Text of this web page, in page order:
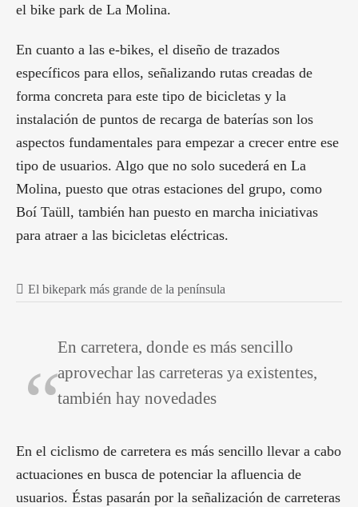
el bike park de La Molina.
En cuanto a las e-bikes, el diseño de trazados
específicos para ellos, señalizando rutas creadas de
forma concreta para este tipo de bicicletas y la
instalación de puntos de recarga de baterías son los
aspectos fundamentales para empezar a crecer entre ese
tipo de usuarios. Algo que no solo sucederá en La
Molina, puesto que otras estaciones del grupo, como
Boí Taüll, también han puesto en marcha iniciativas
para atraer a las bicicletas eléctricas.
El bikepark más grande de la península
En carretera, donde es más sencillo
aprovechar las carreteras ya existentes,
también hay novedades
En el ciclismo de carretera es más sencillo llevar a cabo
actuaciones en busca de potenciar la afluencia de
usuarios. Éstas pasarán por la señalización de carreteras